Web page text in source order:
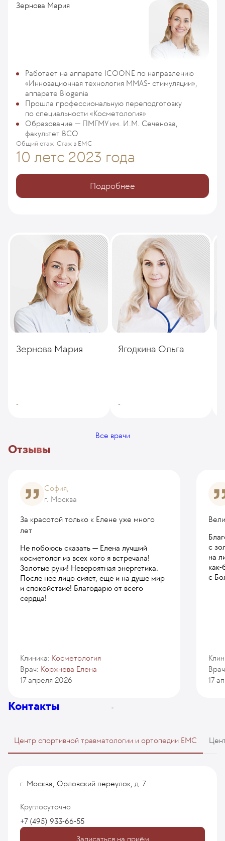
Зернова Мария
-
Ягодкина Ольга
-
Все врачи
Зернова Мария
Работает на аппарате ICOONE по направлению
«Инновационная технология MMAS- стимуляции»,
аппарате Biogenia
Прошла профессиональную переподготовку
по специальности «Косметология»
Образование — ПМГМУ им. И.М. Сеченова,
факультет ВСО
Общий стаж
10 лет
Стаж в ЕМС
с 2023 года
Подробнее
Отзывы
София,
г. Москва
За красотой только к Елене уже много
лет
Не побоюсь сказать — Елена лучший
косметолог из всех кого я встречала!
Золотые руки! Невероятная энергетика.
После нее лицо сияет, еще и на душе мир
и спокойствие! Благодарю от всего
сердца!
Клиника: Косметология
Врач: Коржнева Елена
17 апреля 2026
с
на
с
17
Контакты
Центр спортивной травматологии и ортопедии EMC
г. Москва, Орловский переулок, д. 7
Круглосуточно
+7 (495) 933-66-55
Записаться на приём